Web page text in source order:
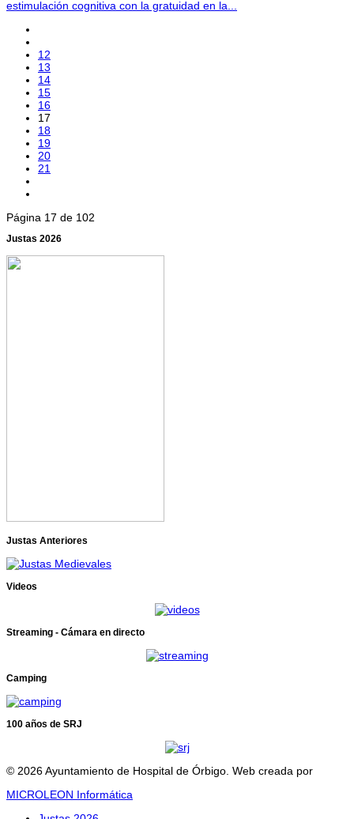
estimulación cognitiva con la gratuidad en la...
12
13
14
15
16
17
18
19
20
21
Página 17 de 102
Justas 2026
Justas Anteriores
Videos
Streaming - Cámara en directo
Camping
100 años de SRJ
© 2026 Ayuntamiento de Hospital de Órbigo. Web creada por
MICROLEON Informática